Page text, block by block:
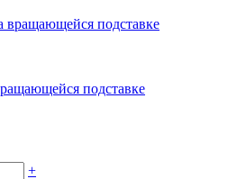
подставке
+